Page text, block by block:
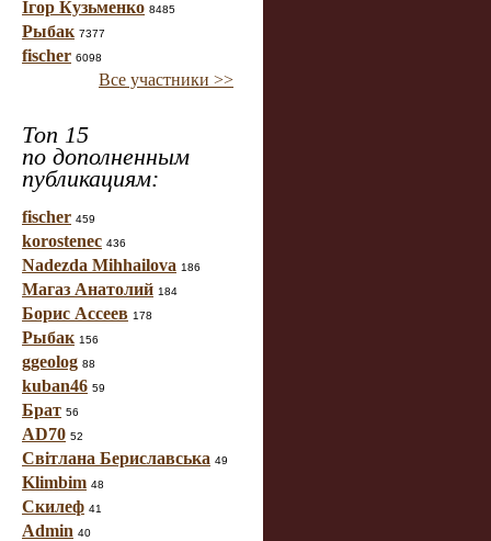
Ігор Кузьменко 8485
Рыбак 7377
fischer 6098
Все участники >>
Топ 15
по дополненным
публикациям:
fischer 459
korostenec 436
Nadezda Mihhailova 186
Магаз Анатолий 184
Борис Ассеев 178
Рыбак 156
ggeolog 88
kuban46 59
Брат 56
AD70 52
Світлана Бериславська 49
Klimbim 48
Скилеф 41
Admin 40